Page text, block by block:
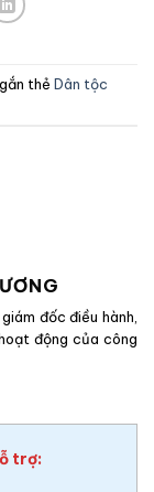
thẻ Dân tộc
đốc điều hành,
động của công
trợ: